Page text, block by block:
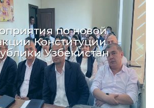
по новой
Конституции
Узбекистан